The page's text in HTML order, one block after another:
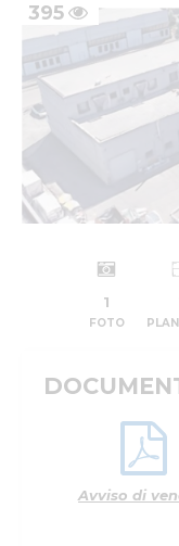
395
1
FOTO
Avviso di